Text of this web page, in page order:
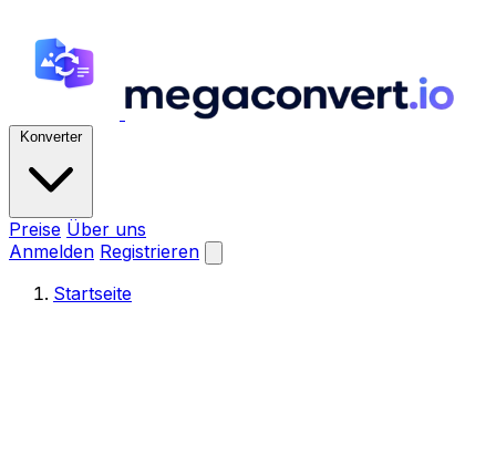
Konverter
Preise Über uns
Anmelden Registrieren
Startseite